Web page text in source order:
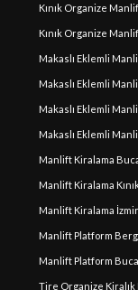
Kınık Organize
Kınık Organize
Makaslı Eklemli
Makaslı Eklemli
Makaslı Eklemli
Makaslı Eklemli
Manlift Kiralama
Manlift Kiralama
Manlift Kiralama
Manlift Platform
Manlift Platform
Tire Organize